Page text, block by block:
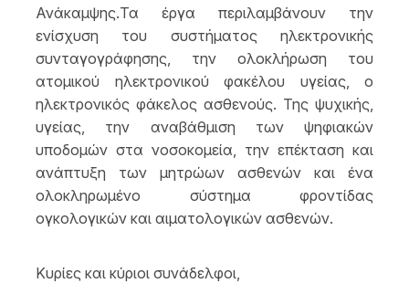
Ανάκαμψης.Τα έργα περιλαμβάνουν την
ενίσχυση του συστήματος ηλεκτρονικής
συνταγογράφησης, την ολοκλήρωση του
ατομικού ηλεκτρονικού φακέλου υγείας, ο
ηλεκτρονικός φάκελος ασθενούς. Της ψυχικής,
υγείας, την αναβάθμιση των ψηφιακών
υποδομών στα νοσοκομεία, την επέκταση και
ανάπτυξη των μητρώων ασθενών και ένα
ολοκληρωμένο σύστημα φροντίδας
ογκολογικών και αιματολογικών ασθενών.
Κυρίες και κύριοι συνάδελφοι,